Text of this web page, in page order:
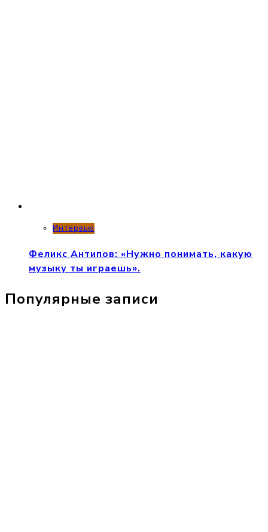
Интервью
Феликс Антипов: «Нужно понимать, какую
музыку ты играешь».
Популярные записи